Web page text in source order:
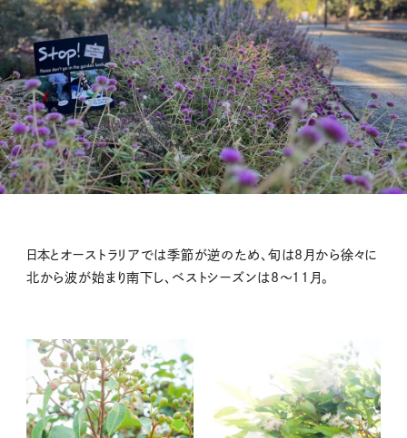
日本とオーストラリアでは季節が逆のため、旬は8月から徐々に
北から波が始まり南下し、ベストシーズンは8〜11月。